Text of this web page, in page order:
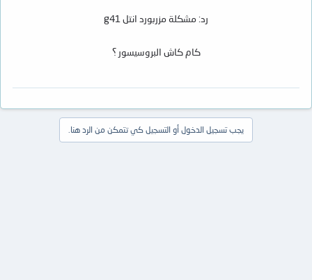
رد: مشكلة مزربورد انتل g41
كام كاش البروسيسور ؟
يجب تسجيل الدخول أو التسجيل كي تتمكن من الرد هنا.